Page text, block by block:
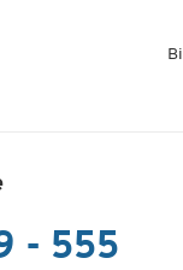
- 555